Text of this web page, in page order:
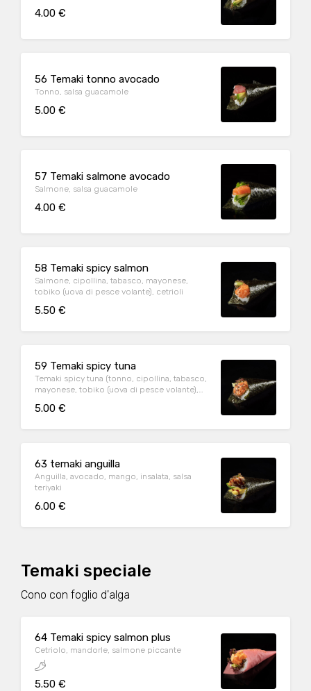
4.00 €
56 Temaki tonno avocado
Tonno, salsa guacamole
5.00 €
57 Temaki salmone avocado
Salmone, salsa guacamole
4.00 €
58 Temaki spicy salmon
Salmone, cipollina, tabasco, mayonese,
tobiko (uova di pesce volante), cetrioli
5.50 €
59 Temaki spicy tuna
Temaki spicy tuna (tonno, cipollina, tabasco,
mayonese, tobiko (uova di pesce volante),
5.00 €
63 temaki anguilla
Anguilla, avocado, mango, insalata, salsa
teriyaki
6.00 €
Temaki speciale
Cono con foglio d'alga
64 Temaki spicy salmon plus
Cetriolo, mandorle, salmone piccante
5.50 €